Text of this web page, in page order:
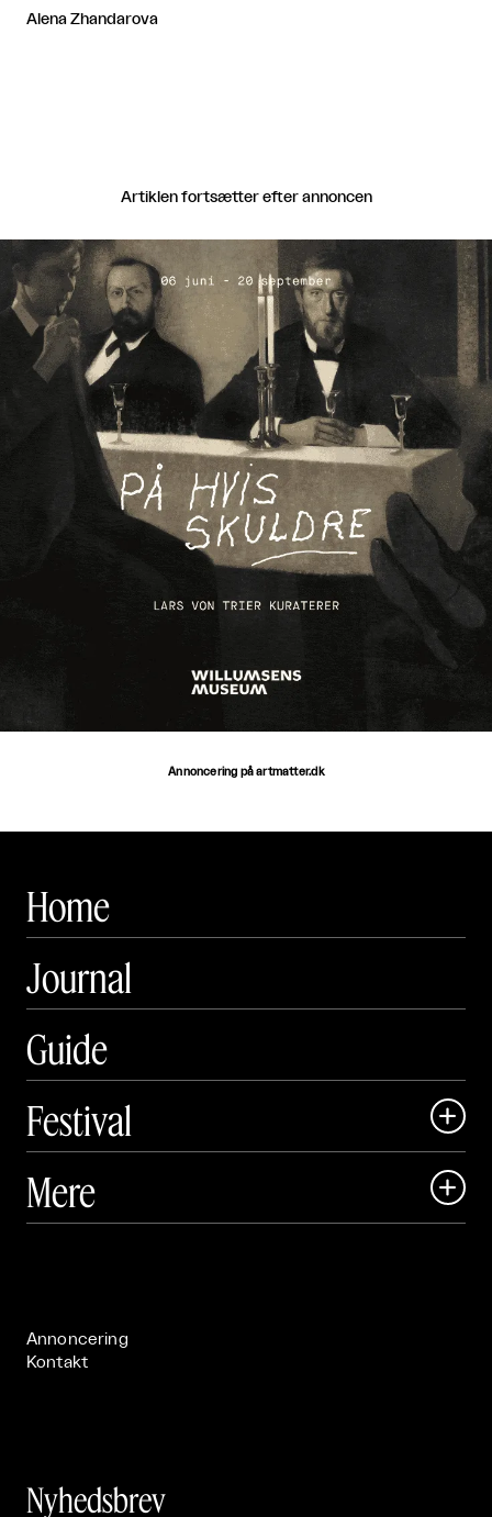
Alena Zhandarova
Artiklen fortsætter efter annoncen
Annoncering på artmatter.dk
Home
Journal
Guide
Festival

 Art Matter Festival
Mere 
Annoncering
Kontakt
Nyhedsbrev